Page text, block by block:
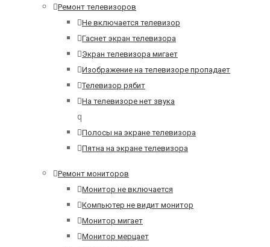
Ремонт телевизоров
Не включается телевизор
Гаснет экран телевизора
Экран телевизора мигает
Изображение на телевизоре пропадает
Телевизор рябит
На телевизоре нет звука
q
Полосы на экране телевизора
Пятна на экране телевизора
Ремонт мониторов
Монитор не включается
Компьютер не видит монитор
Монитор мигает
Монитор мерцает